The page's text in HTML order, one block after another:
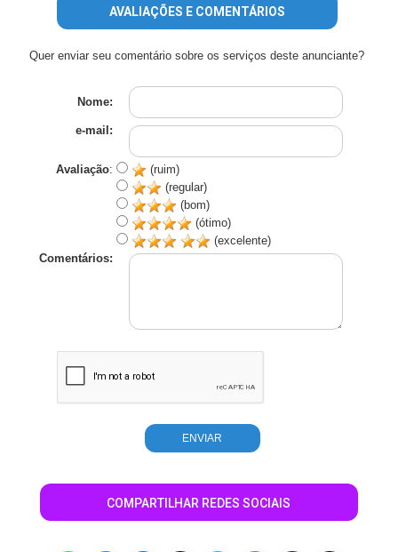
AVALIAÇÕES E COMENTÁRIOS
Quer enviar seu comentário sobre os serviços deste anunciante?
Nome:
e-mail:
Avaliação:
(ruim)
(regular)
(bom)
(ótimo)
(excelente)
Comentários:
COMPARTILHAR REDES SOCIAIS